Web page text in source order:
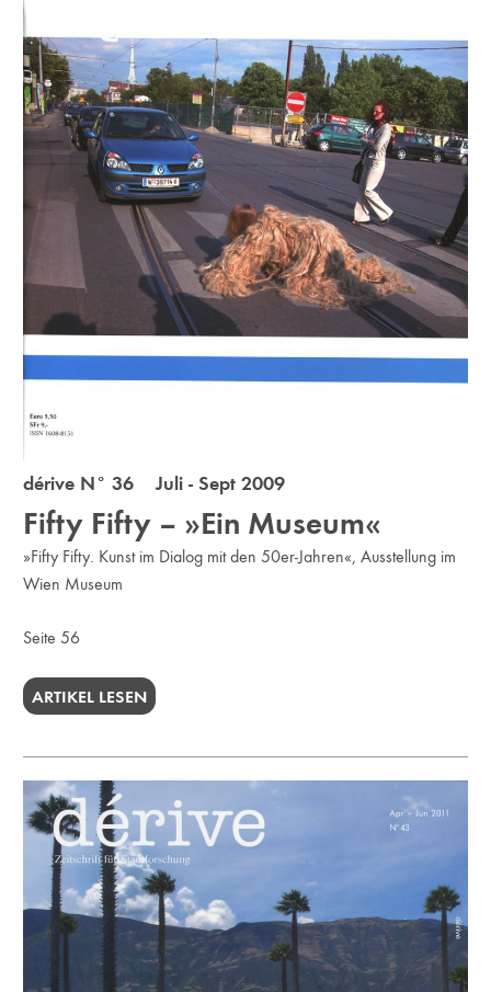
dérive N° 36 Juli - Sept 2009
Fifty Fifty – »Ein Museum«
»Fifty Fifty. Kunst im Dialog mit den 50er-Jahren«, Ausstellung im
Wien Museum
Seite 56
ARTIKEL LESEN